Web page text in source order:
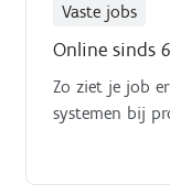
Vaste jobs
Online sinds
Zo ziet je job
systemen bij